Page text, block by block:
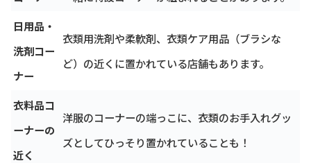
日用品・
洗剤コー
ナー
衣類用洗剤や柔軟剤、衣類ケア用品（ブラシな
ど）の近くに置かれている店舗もあります。
衣料品コ
ーナーの
近く
洋服のコーナーの端っこに、衣類のお手入れグッ
ズとしてひっそり置かれていることも！